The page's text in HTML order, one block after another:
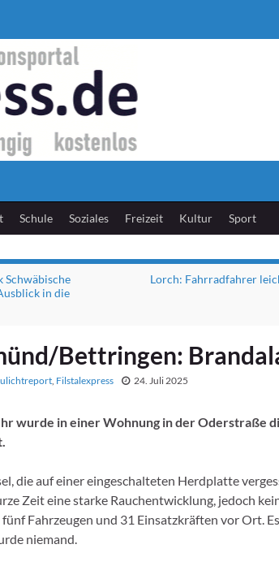
Schule Soziales Freizeit Kultur Sport
Schwäbische
in die
Lorch: Fahrradfahrer
Bettringen:
, Filstalexpress 24. Juli 2025
wurde in einer Wohnung in der Oderstraße
die auf einer eingeschalteten Herdplatte
Zeit eine starke Rauchentwicklung, jedoch
Fahrzeugen und 31 Einsatzkräften vor Ort.
niemand.